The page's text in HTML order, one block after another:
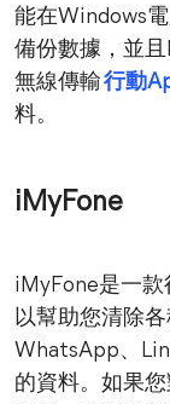
能在Windows
備份數據，並
無線傳輸行動
料。
iMyFone
iMyFone是一款
以幫助您清除
WhatsApp、
的資料。如果